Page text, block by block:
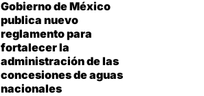
Gobierno de México
publica nuevo
reglamento para
fortalecer la
administración de las
concesiones de aguas
nacionales